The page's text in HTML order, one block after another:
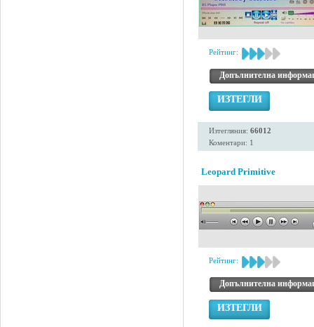
Рейтинг:
Допълнителна
ИЗТЕГЛИ
Изтегляния: 66012
Коментари: 1
Leopard Primitive
Рейтинг:
Допълнителна
ИЗТЕГЛИ